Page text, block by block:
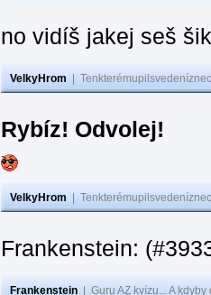
no vidíš jakej seš
VelkyHrom
Rybíz! Odvolej!
VelkyHrom
Frankenstein:
Frankenstein Guru AZ kvízu... A